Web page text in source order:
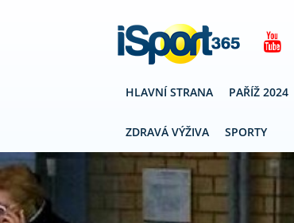
HLAVNÍ STRANA PAŘÍŽ 2024
ZDRAVÁ VÝŽIVA SPORTY